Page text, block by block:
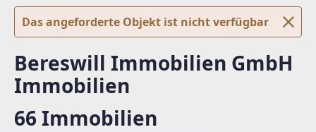
Das angeforderte Objekt ist nicht verfügbar
Bereswill Immobilien GmbH
Immobilien
66 Immobilien